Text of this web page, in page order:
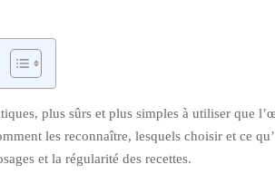
plus sûrs et plus simples à utiliser que
les reconnaître, lesquels choisir et ce
et la régularité des recettes.